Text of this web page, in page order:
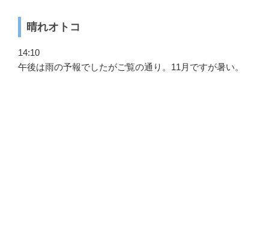
晴れオトコ
14:10
午後は雨の予報でしたがご覧の通り。11月ですが暑い。